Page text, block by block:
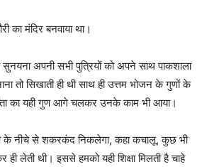
का मंदिर बनवाया था।
सुनयना अपनी सभी पुत्रियों को अपने साथ पाकशाला
तो सिखाती ही थी साथ ही उत्तम भोजन के गुणों के
का यही गुण आगे चलकर उनके काम भी आया।
के नीचे से शकरकंद निकलेगा, कहा कचालू, कुछ भी
लेती थी। इससे हमको यही शिक्षा मिलती है चाहे